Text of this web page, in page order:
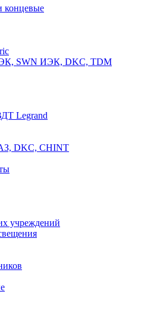
концевые
SWN ИЭК, DKC, TDM
Legrand
DKC, CHINT
учреждений